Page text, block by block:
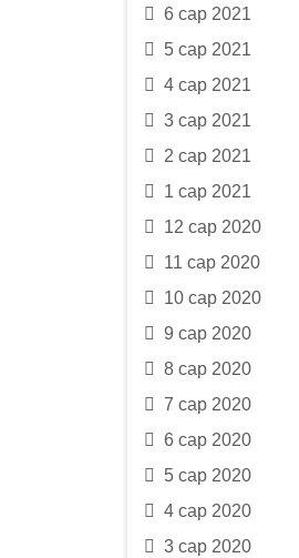
6 сар 2021
5 сар 2021
4 сар 2021
3 сар 2021
2 сар 2021
1 сар 2021
12 сар 2020
11 сар 2020
10 сар 2020
9 сар 2020
8 сар 2020
7 сар 2020
6 сар 2020
5 сар 2020
4 сар 2020
3 сар 2020